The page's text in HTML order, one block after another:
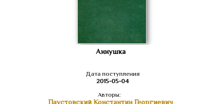
Аннушка
Дата поступления
2015-05-04
Авторы:
Паустовский Константин Георгиевич